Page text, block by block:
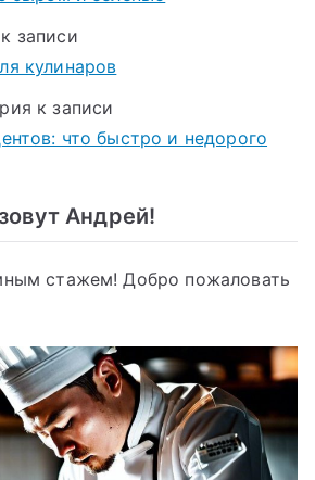
к записи
кулинаров
к записи
что быстро и недорого
Андрей!
стажем! Добро пожаловать